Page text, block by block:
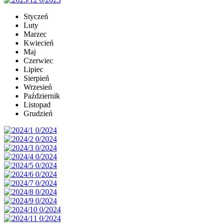
Styczeń
Luty
Marzec
Kwiecień
Maj
Czerwiec
Lipiec
Sierpień
Wrzesień
Październik
Listopad
Grudzień